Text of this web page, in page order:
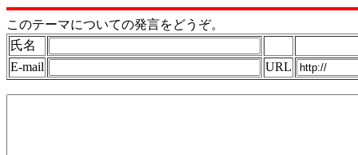
このテーマについての発言をどうぞ。
氏名
E-mail
URL